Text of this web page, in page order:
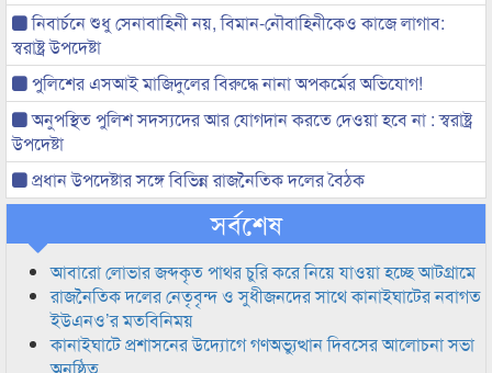
নিবার্চনে শুধু সেনাবাহিনী নয়, বিমান-নৌবাহিনীকেও কাজে লাগাব:
স্বরাষ্ট্র উপদেষ্টা
পুলিশের এসআই মাজিদুলের বিরুদ্ধে নানা অপকর্মের অভিযোগ!
অনুপস্থিত পুলিশ সদস্যদের আর যোগদান করতে দেওয়া হবে না : স্বরাষ্ট্র
উপদেষ্টা
প্রধান উপদেষ্টার সঙ্গে বিভিন্ন রাজনৈতিক দলের বৈঠক
সর্বশেষ
আবারো লোভার জব্দকৃত পাথর চুরি করে নিয়ে যাওয়া হচ্ছে আটগ্রামে
রাজনৈতিক দলের নেতৃবৃন্দ ও সুধীজনদের সাথে কানাইঘাটের নবাগত
ইউএনও’র মতবিনিময়
কানাইঘাটে প্রশাসনের উদ্যোগে গণঅভ্যুত্থান দিবসের আলোচনা সভা